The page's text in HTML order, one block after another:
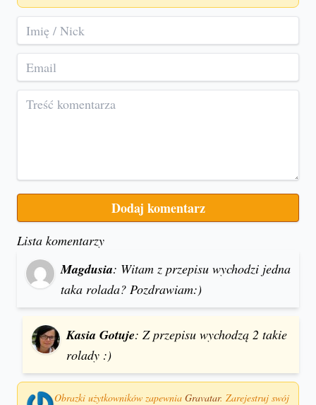
Lista komentarzy
Magdusia: Witam z przepisu wychodzi jedna
taka rolada? Pozdrawiam:)
Kasia Gotuje: Z przepisu wychodzą 2 takie
rolady :)
Obrazki użytkowników zapewnia Gravatar. Zarejestruj swój